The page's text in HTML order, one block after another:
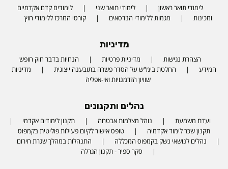
לימודי תואר ראשון לימודי תואר שני
לימודים קדם אקדמיים
ומכינות
מגמות ללימודי הנדסאים קורסי המרכז ללימודי חוץ
מדיניות
הצהרת נגישות מדיניות פרטיות
הנחיות בדבר חוק חופש
המידע
החלטת בימ"ש על הסדר פשרה בתובענה ייצוגית
מדיניות
שוויון הזדמנויות ואי-אפליה
נהלים ותקנונים
ועדת משמעת נוהל מצלמות אבטחה
תקנון לימודים אקדמי
תקנון שכר לימוד אקדמיה
טופס אישור לקיום פעילות פוליטית בקמפוס
נהלים לנושאי נשק בקמפוס המכללה
התנהלות במהלך שגרת חירום
סקר ספיר - תקנון הגרלה